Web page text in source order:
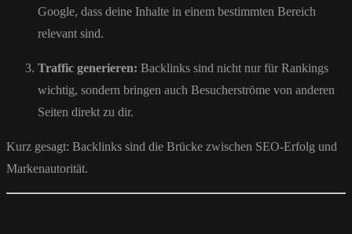
Google, dass deine Inhalte in einem bestimmten Bereich
relevant sind.
Traffic generieren: Backlinks sind nicht nur für Rankings
wichtig, sondern bringen auch Besucherströme von anderen
Seiten direkt zu dir.
Kurz gesagt: Backlinks sind die Brücke zwischen SEO-Erfolg und
Markenautorität.